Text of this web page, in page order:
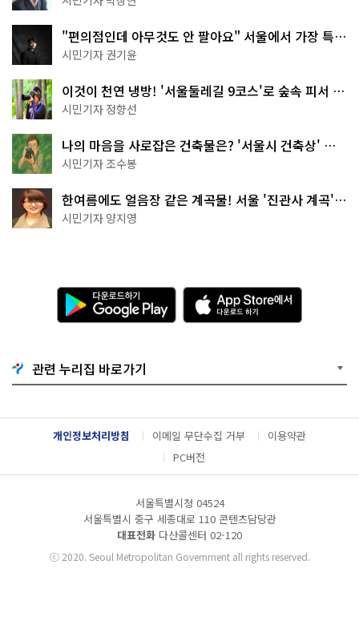
"편의점인데 아무것도 안 팔아요" 서울에서 가장 특별
한 편의점의 정체
시민기자 권기윤
이것이 천연 냉방! '서울둘레길 9코스'로 숲속 피서 떠
나볼까
시민기자 정향선
나의 마음을 사로잡은 건축물은? '서울시 건축상' 수
상작 공개!
시민기자 조수봉
한여름에도 얼음장 같은 계곡물! 서울 '진관사 계곡'이
천국이네~
시민기자 양지영
다
운
로
기
G
o
g
l
e
A
p
p
e
서
다
운
관련 누리집 바로가기
개인정보처리방침 이메일 무단수집 거부
이용약관
PC버전
서울특별시청 04524
서울특별시 중구 세종대로 110 콘텐츠담당관
대표전화 다산콜센터 02-120
ⓒ2020. Seoul Metropolitan Government all rights reserved.